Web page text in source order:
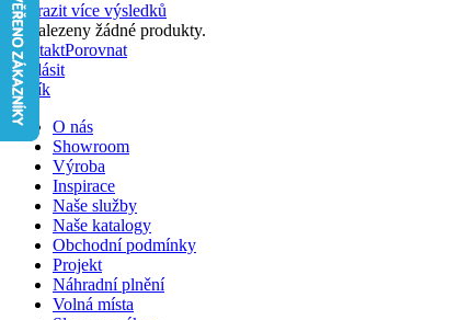
Zobrazit více výsledků
Nenalezeny žádné produkty.
KontaktPorovnat
Přihlásit
Košík
O nás
Showroom
Výroba
Inspirace
Naše služby
Naše katalogy
Obchodní podmínky
Projekt
Náhradní plnění
Volná místa